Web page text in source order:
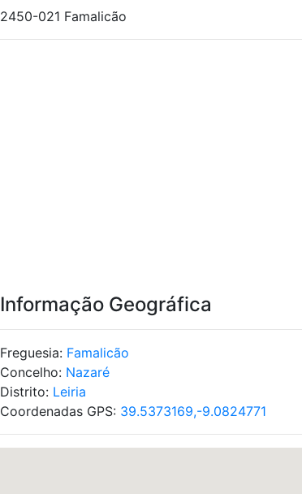
2450-021 Famalicão
Informação Geográfica
Freguesia: Famalicão
Concelho: Nazaré
Distrito: Leiria
Coordenadas GPS: 39.5373169,-9.0824771